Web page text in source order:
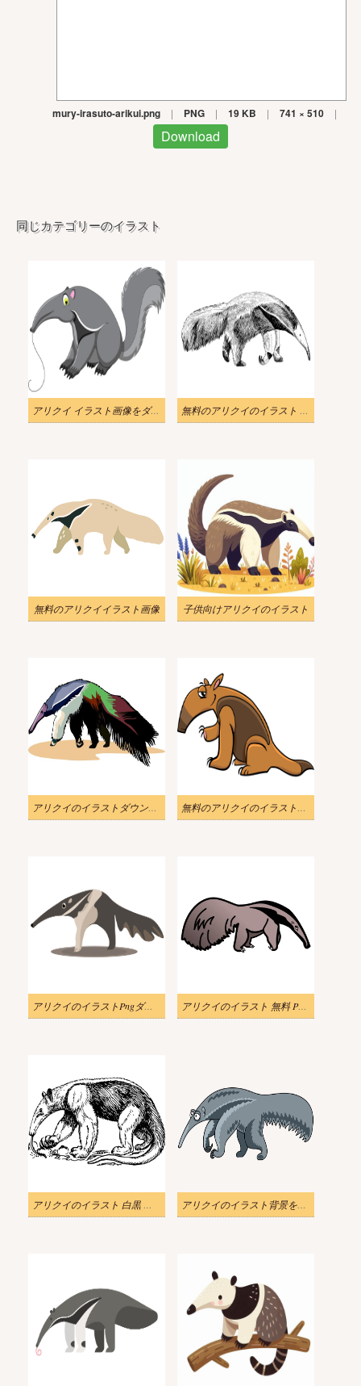
mury-irasuto-arikui.png | PNG | 19 KB | 741 × 510 |
Download
同じカテゴリーのイラスト
アリクイ イラスト画像をダウンロード 2 無料のアリクイのイラスト 白黒
無料のアリクイイラスト画像 子供向けアリクイのイラスト
アリクイのイラストダウンロード 無料のアリクイのイラスト背景
アリクイのイラストPngダウンロード アリクイのイラスト 無料 PNG 画像
アリクイのイラスト 白黒 無料 アリクイのイラスト背景をダウンロード